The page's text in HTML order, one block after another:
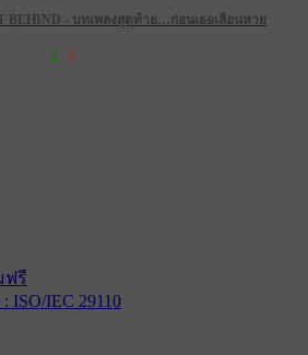
BEHIND - บทเพลงสุดท้าย…ก่อนเธอเลือนหาย
2 0